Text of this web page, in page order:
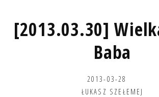
[2013.03.30]
Baba
2013-03-28
ŁUKASZ SZEŁEMEJ